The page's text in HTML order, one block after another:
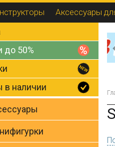
Аксессуары
до 50%
в наличии